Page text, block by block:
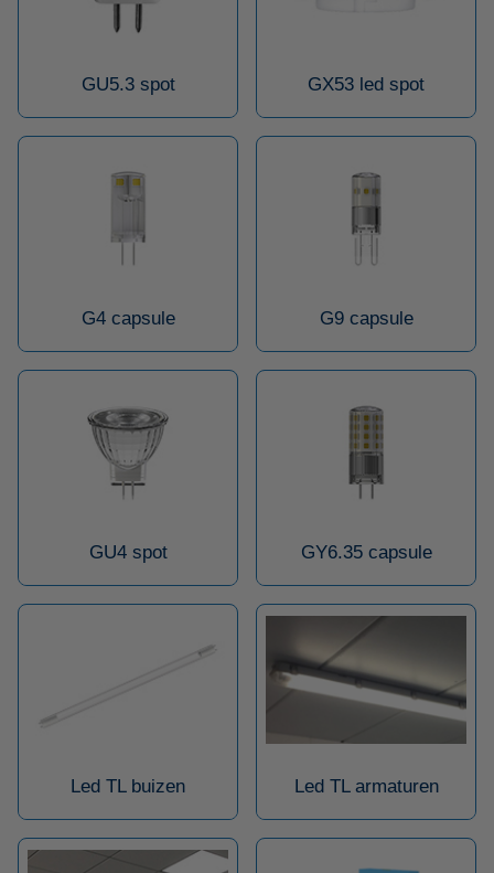
GU5.3 spot GX53 led spot
G4 capsule G9 capsule
GU4 spot GY6.35 capsule
Led TL buizen Led TL armaturen